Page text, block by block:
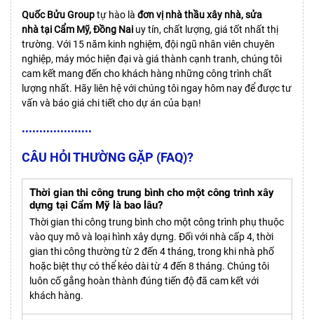
Quốc Bửu Grouptự hào là đơn vị nhà thầu xây nhà, sửa
nhà tại Cẩm Mỹ, Đồng Nai uy tín, chất lượng, giá tốt nhất thị
trường. Với 15 năm kinh nghiệm, đội ngũ nhân viên chuyên
nghiệp, máy móc hiện đại và giá thành cạnh tranh, chúng tôi
cam kết mang đến cho khách hàng những công trình chất
lượng nhất. Hãy liên hệ với chúng tôi ngay hôm nay để được tư
vấn và báo giá chi tiết cho dự án của bạn!
••••••••••••••••••••
CÂU HỎI THƯỜNG GẶP (FAQ)?
Thời gian thi công trung bình cho một công trình xây
dựng tại Cẩm Mỹ là bao lâu?
Thời gian thi công trung bình cho một công trình phụ thuộc
vào quy mô và loại hình xây dựng. Đối với nhà cấp 4, thời
gian thi công thường từ 2 đến 4 tháng, trong khi nhà phố
hoặc biệt thự có thể kéo dài từ 4 đến 8 tháng. Chúng tôi
luôn cố gắng hoàn thành đúng tiến độ đã cam kết với
khách hàng.